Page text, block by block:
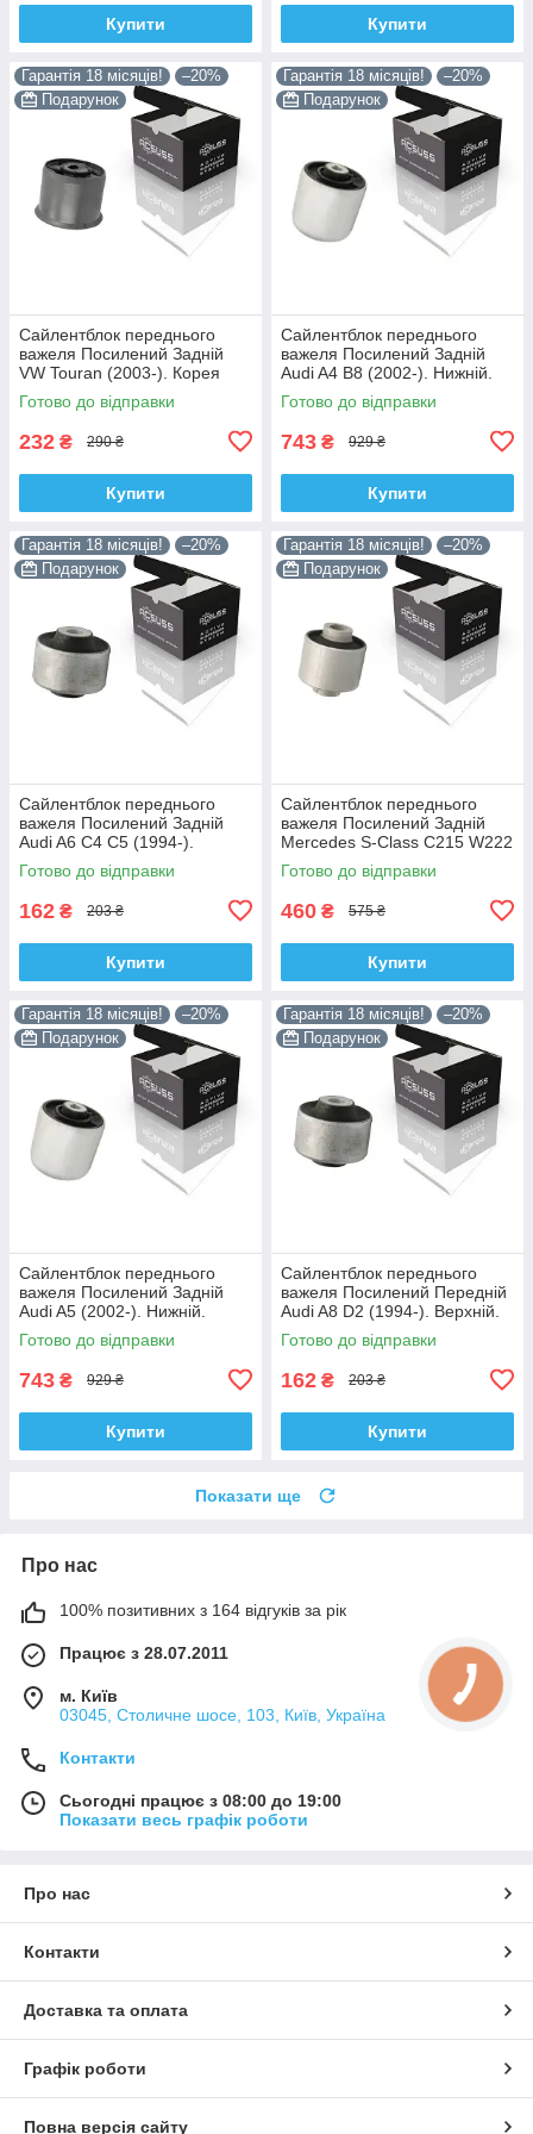
Купити Купити
Гарантія 18 місяців!
–20%
Подарунок
Сайлентблок переднього
важеля Посилений Задній
VW Touran (2003-). Корея
ACSUSS! 34559 , JBU602 ,
VKDS331037
Готово до відправки
232 ₴ 290 ₴
Купити
Гарантія 18 місяців!
–20%
Подарунок
Сайлентблок переднього
важеля Посилений Задній
Audi A4 B8 (2002-). Нижній.
Корея ACSUSS! 4H0407183 ,
TD1247W , VKDS331074
Готово до відправки
743 ₴ 929 ₴
Купити
Гарантія 18 місяців!
–20%
Подарунок
Сайлентблок переднього
важеля Посилений Задній
Audi A6 C4 C5 (1994-).
Верхній. Корея ACSUSS!
35379 , JBU138 , TD1062W
Готово до відправки
162 ₴ 203 ₴
Купити
Гарантія 18 місяців!
–20%
Подарунок
Сайлентблок переднього
важеля Посилений Задній
Mercedes S-Class C215 W222
W220 V220 (1998-). Корея
ACSUSS! 28744 , TD4208W ,
Готово до відправки
460 ₴ 575 ₴
Купити
Гарантія 18 місяців!
–20%
Подарунок
Сайлентблок переднього
важеля Посилений Задній
Audi A5 (2002-). Нижній.
Корея ACSUSS! 4H0407183 ,
TD1247W , VKDS331074
Готово до відправки
743 ₴ 929 ₴
Купити
Гарантія 18 місяців!
–20%
Подарунок
Сайлентблок переднього
важеля Посилений Передній
Audi A8 D2 (1994-). Верхній.
Корея ACSUSS! 35379 ,
JBU138 , TD1062W
Готово до відправки
162 ₴ 203 ₴
Купити
Показати ще
Про нас
100% позитивних з 164 відгуків за рік
Працює з 28.07.2011
м. Київ
03045, Столичне шосе, 103, Київ, Україна
Контакти
Сьогодні працює з 08:00 до 19:00
Показати весь графік роботи
Про нас
Контакти
Доставка та оплата
Графік роботи
Повна версія сайту